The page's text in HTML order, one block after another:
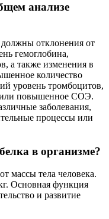
анализе
отклонения от
гемоглобина,
а также изменения в
количество
уровень тромбоцитов,
или повышенное СОЭ.
заболевания,
процессы или
в организме?
массы тела человека.
Основная функция
и развитие